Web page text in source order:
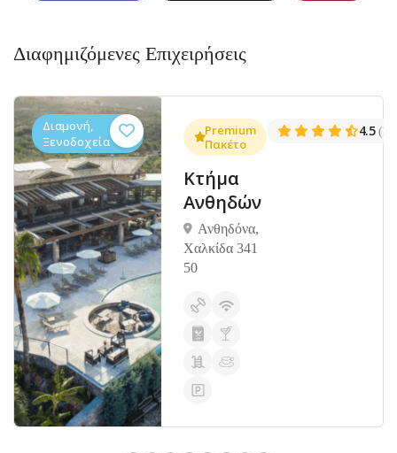
Διαφημιζόμενες Επιχειρήσεις
(1381)
Διαμονή,
Ξενοδοχεία
Premium
Πακέτο
Κτήμα
Ανθηδών
Ανθηδόνα,
Χαλκίδα 341
50
4.5